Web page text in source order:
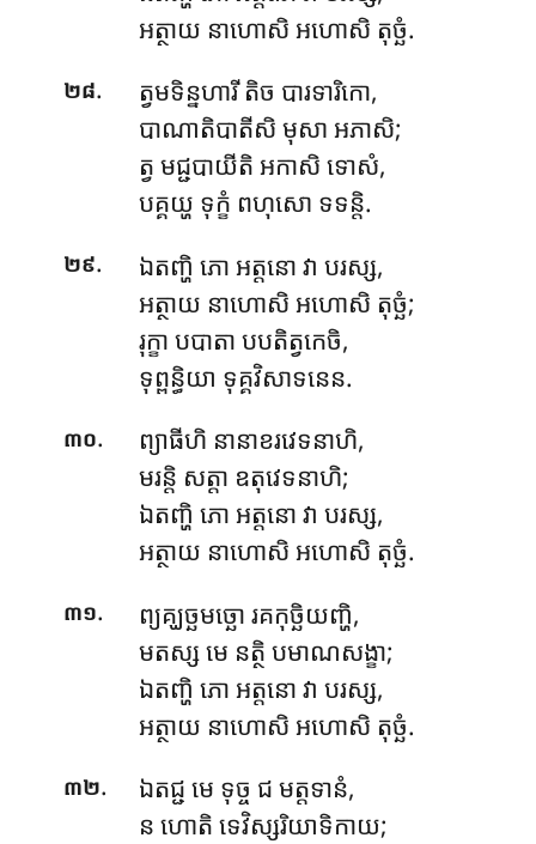
អត្ថាយ នាហោសិ អហោសិ តុច្ឆំ.
២៨.
ត្វមទិន្នហារី តិច បារទារិកោ,
បាណាតិបាតីសិ មុសា អភាសិ;
ត្វ មជ្ជបាយីតិ អកាសិ ទោសំ,
បគ្គយ្ហ ទុក្ខំ ពហុសោ ទទន្តិ.
២៩. ឯតញ្ហិ ភោ អត្តនោ វា បរស្ស,
អត្ថាយ នាហោសិ អហោសិ តុច្ឆំ;
រុក្ខា បបាតា បបតិត្វកេចិ,
ទុព្ពន្ធិយា ទុគ្គវិសាទនេន.
៣០.
ព្យាធីហិ នានាខរវេទនាហិ,
មរន្តិ សត្តា ឧតុវេទនាហិ;
ឯតញ្ហិ ភោ អត្តនោ វា បរស្ស,
អត្ថាយ នាហោសិ អហោសិ តុច្ឆំ.
៣១.
ព្យគ្ឃច្ឆមច្ឆោ រគកុច្ឆិយញ្ហិ,
មតស្ស មេ នត្ថិ បមាណសង្ខា;
ឯតញ្ហិ ភោ អត្តនោ វា បរស្ស,
អត្ថាយ នាហោសិ អហោសិ តុច្ឆំ.
៣២.
ឯតជ្ជ មេ ទុច្ច ជ មត្តទានំ,
ន ហោតិ ទេវិស្សរិយាទិកាយ;